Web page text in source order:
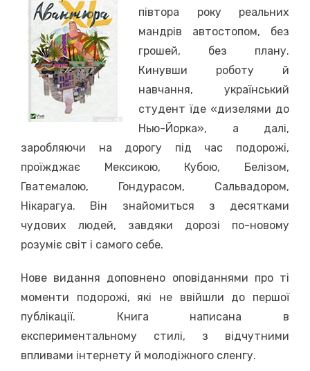
півтора року реальних
мандрів автостопом, без
грошей, без плану.
Кинувши роботу й
навчання, український
студент їде «дизелями до
Нью-Йорка», а далі,
заробляючи на дорогу під час подорожі,
проїжджає Мексикою, Кубою, Белізом,
Гватемалою, Гондурасом, Сальвадором,
Нікарагуа. Він знайомиться з десятками
чудових людей, завдяки дорозі по-новому
розуміє світ і самого себе.
Нове видання доповнено оповіданнями про ті
моменти подорожі, які не ввійшли до першої
публікації. Книга написана в
експериментальному стилі, з відчутними
впливами інтернету й молодіжного сленгу.